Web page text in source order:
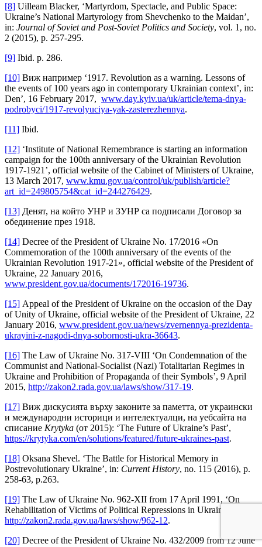
[8] Uilleam Blacker, ‘Martyrdom, Spectacle, and Public Space:
Ukraine’s National Martyrology from Shevchenko to the Maidan’,
in: Journal of Soviet and Post-Soviet Politics and Society, vol. 1, no.
2 (2015), p. 257-295.
[9] Ibid. p. 286.
[10] Виж например ‘1917. Revolution as a warning. Lessons of
the events of 100 years ago in contemporary Ukrainian context’, in:
Den’, 16 February 2017, www.day.kyiv.ua/uk/article/tema-dnya-
podrobyci/1917-revolyuciya-yak-zasterezhennya.
[11] Ibid.
[12] ‘Institute of National Remembrance is starting an information
campaign for the 100th anniversary of the Ukrainian Revolution
1917-1921’, official website of the Cabinet of Ministers of Ukraine,
13 March 2017, www.kmu.gov.ua/control/uk/publish/article?
art_id=249805754&cat_id=244276429.
[13] Денят, на който УНР и ЗУНР са подписали Договор за
обединение през 1918.
[14] Decree of the President of Ukraine No. 17/2016 «On
Commemoration of the 100th anniversary of the events of the
Ukrainian Revolution 1917-21», official website of the President of
Ukraine, 22 January 2016,
www.president.gov.ua/documents/172016-19736.
[15] Appeal of the President of Ukraine on the occasion of the Day
of Unity of Ukraine, official website of the President of Ukraine, 22
January 2016, www.president.gov.ua/news/zvernennya-prezidenta-
ukrayini-z-nagodi-dnya-sobornosti-ukra-36643.
[16] The Law of Ukraine No. 317-VIII ‘Оn Condemnation of the
Communist and National-Socialist (Nazi) Totalitarian Regimes in
Ukraine and Prohibition of Propaganda of their Symbols’, 9 April
2015, http://zakon2.rada.gov.ua/laws/show/317-19.
[17] Виж дискусията върху законите за паметта, от украински
и международни историци и интелектуалци, на уебсайта на
списание Krytyka (от 2015): ‘The Future of Ukraine’s Past’,
https://krytyka.com/en/solutions/featured/future-ukraines-past.
[18] Oksana Shevel. ‘The Battle for Historical Memory in
Postrevolutionary Ukraine’, in: Current History, no. 115 (2016), p.
258-63, p.263.
[19] The Law of Ukraine No. 962-XII from 17 April 1991, ‘On
Rehabilitation of Victims of Political Repressions in Ukraine’,
http://zakon2.rada.gov.ua/laws/show/962-12.
[20] Decree of the President of Ukraine No. 432/2009 from 12 June